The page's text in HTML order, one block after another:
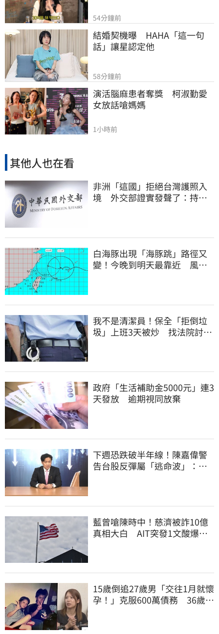
54分鐘前
結婚契機曝　HAHA「這一句
話」讓星認定他
58分鐘前
演活腦麻患者奪獎　柯淑勤愛
女放話嗆媽媽
1小時前
其他人也在看
非洲「這國」拒絕台灣護照入
境 外交部證實發聲了：持續
白海豚出現「海豚跳」路徑又
變！今晚到明天最靠近 風雨
我不是清潔員！保全「拒倒垃
圾」上班3天被炒 找法院討公
政府「生活補助金5000元」連3
天發放 逾期視同放棄
下週恐跌破半年線！陳嘉偉警
告台股反彈屬「逃命波」：空
藍曾嗆陳時中！慈濟被詐10億
真相大白 AIT突發1文酸爆…
15歲倒追27歲男「交往1月就懷
孕！」克服600萬債務 36歲美